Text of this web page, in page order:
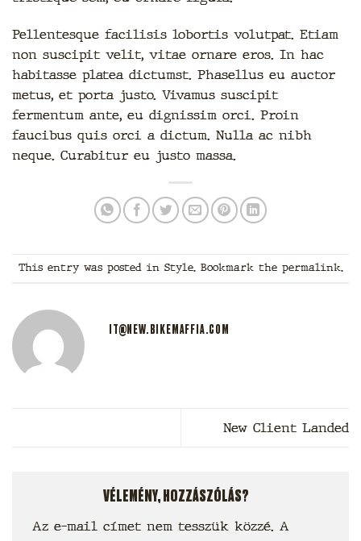
Pellentesque facilisis lobortis volutpat. Etiam
non suscipit velit, vitae ornare eros. In hac
habitasse platea dictumst. Phasellus eu auctor
metus, et porta justo. Vivamus suscipit
fermentum ante, eu dignissim orci. Proin
faucibus quis orci a dictum. Nulla ac nibh
neque. Curabitur eu justo massa.
This entry was posted in Style. Bookmark the permalink.
IT@NEW.BIKEMAFFIA.COM
New Client Landed
VÉLEMÉNY, HOZZÁSZÓLÁS?
Az e-mail címet nem tesszük közzé. A